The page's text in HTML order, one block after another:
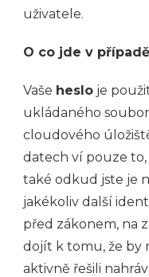
uživatele.
O co jde v
Vaše heslo je
ukládaného
cloudového
datech ví pouze to,
také odkud jste je
jakékoliv další
před zákonem, na
dojít k tomu, že by
aktivně řešili